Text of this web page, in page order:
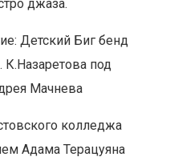
джаза.
Детский Биг бенд
под
Мачнева
колледжа
Адама Терацуяна